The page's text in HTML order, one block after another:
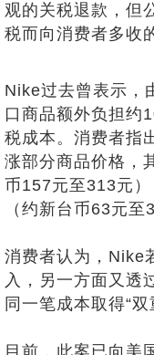
观的关税退款，但
税而向消费者多收
Nike过去曾表示，
口商品额外负担约
税成本。消费者指
涨部分商品价格，
币157元至313元
（约新台币63元至
消费者认为，Nike
入，另一方面又透
同一笔成本取得“双
目前，此案已向美